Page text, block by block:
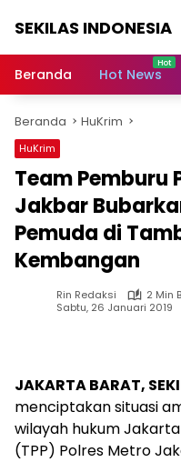
SEKILAS INDONESIA
Terkini,
Latest
World,
Headlines,
News
Today
Beranda Hot News
Beranda HuKrim
HuKrim
Team Pemburu
Jakbar
Pemuda di
Kembangan
Rin Redaksi
2 Min
Sabtu, 26 Januari 2019
JAKARTA BARAT,
menciptakan situasi
wilayah hukum
(TPP) Polres Metro